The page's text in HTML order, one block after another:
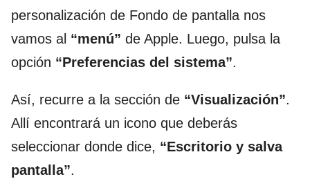
personalización de Fondo de pantalla nos
vamos al “menú” de Apple. Luego, pulsa la
opción “Preferencias del sistema”.
Así, recurre a la sección de “Visualización”.
Allí encontrará un icono que deberás
seleccionar donde dice, “Escritorio y salva
pantalla”.